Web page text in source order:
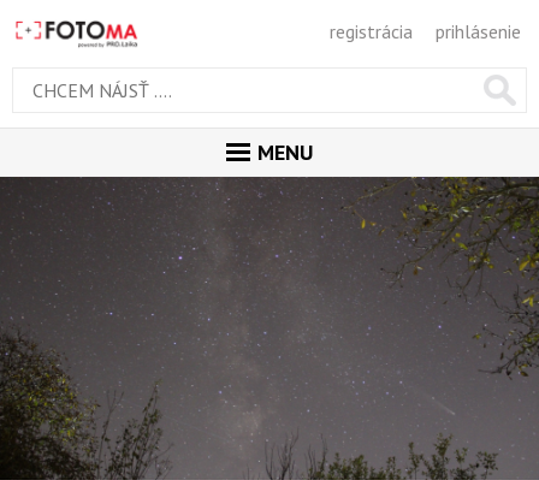
registrácia prihlásenie
MENU
ÚVOD
MAGAZÍN
PORADŇA
SÚŤAŽE
KALENDÁR AKCIÍ